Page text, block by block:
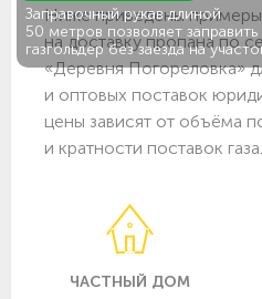
Заправочный рукав длиной
50 метров позволяет заправить
газгольдер без заезда на
Ниже приведены примеры
на доставку пропана по
«Деревня Погореловка»
и оптовых поставок
цены зависят от объёма
и кратности поставок газа.
ЧАСТНЫЙ ДОМ